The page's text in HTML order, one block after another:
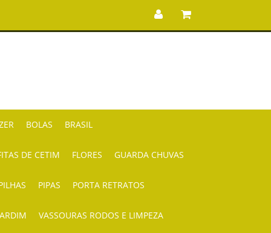
BOLAS BRASIL
DE CETIM FLORES GUARDA CHUVAS
PIPAS PORTA RETRATOS
VASSOURAS RODOS E LIMPEZA